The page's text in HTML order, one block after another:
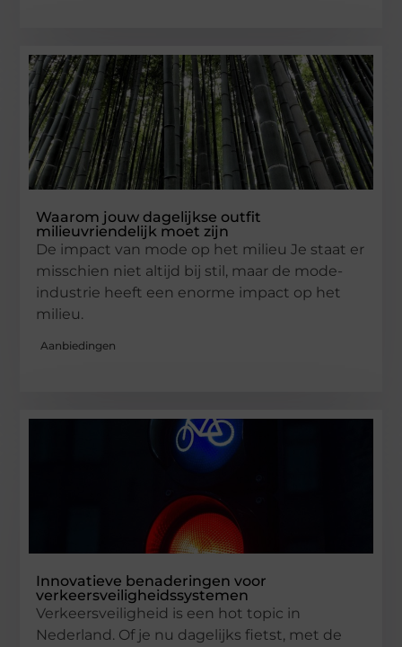
Waarom jouw dagelijkse outfit
milieuvriendelijk moet zijn
De impact van mode op het milieu Je staat er
misschien niet altijd bij stil, maar de mode-
industrie heeft een enorme impact op het
milieu.
Aanbiedingen
Innovatieve benaderingen voor
verkeersveiligheidssystemen
Verkeersveiligheid is een hot topic in
Nederland. Of je nu dagelijks fietst, met de